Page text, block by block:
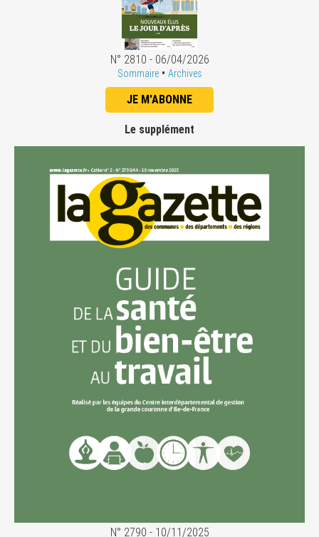
N° 2810 - 06/04/2026
Sommaire • Archives
JE M'ABONNE
Le supplément
N° 2790 - 10/11/2025